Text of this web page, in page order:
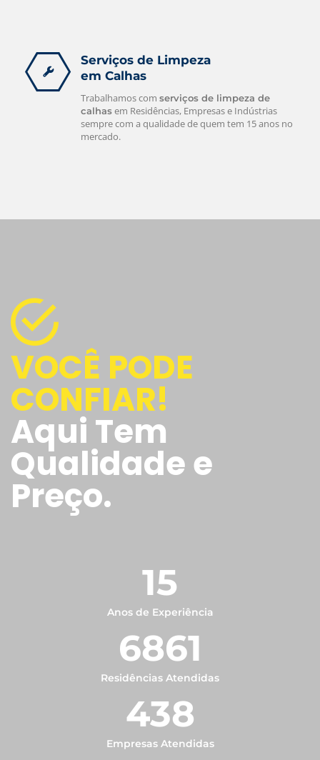
Serviços de Limpeza
em Calhas
Trabalhamos com serviços de limpeza de
calhasem Residências, Empresas e Indústrias
sempre com a qualidade de quem tem 15 anos no
mercado.
VOCÊ PODE
CONFIAR!
Aqui Tem
Qualidade e
Preço.
15
Anos de Experiência
6861
Residências Atendidas
438
Empresas Atendidas